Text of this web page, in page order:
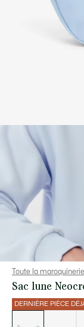
Toute la
Sac lune
DERNIÈRE PIÈCE
déclinaisons